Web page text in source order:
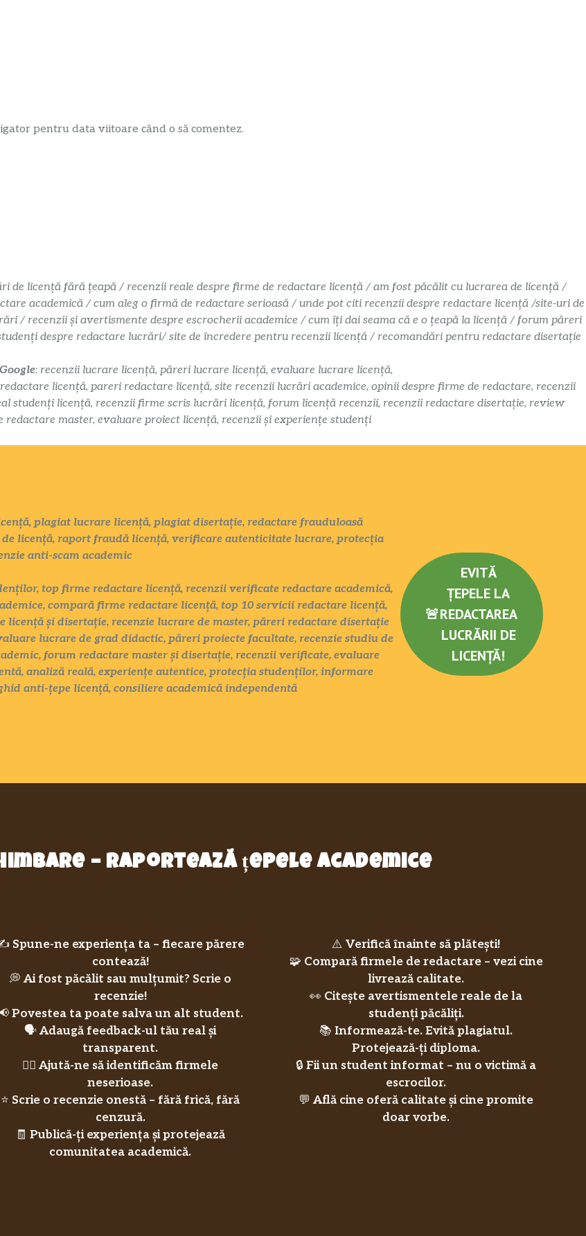
pentru data viitoare când o să comentez.
de licență fără țeapă / recenzii reale despre firme de redactare licență / am fost păcălit cu lucrarea de licență /
academică / cum aleg o firmă de redactare serioasă / unde pot citi recenzii despre redactare licență /site-uri de
/ recenzii și avertismente despre escrocherii academice / cum îți dai seama că e o țeapă la licență / forum păreri
despre redactare lucrări/ site de încredere pentru recenzii licență / recomandări pentru redactare disertație
: recenzii lucrare licență, păreri lucrare licență, evaluare lucrare licență,
licență, pareri redactare licență, site recenzii lucrări academice, opinii despre firme de redactare, recenzii
studenți licență, recenzii firme scris lucrări licență, forum licență recenzii, recenzii redactare disertație, review
redactare master, evaluare proiect licență, recenzii și experiențe studenți
plagiat lucrare licență, plagiat disertație, redactare frauduloasă
licență, raport fraudă licență, verificare autenticitate lucrare, protecția
anti-scam academic
top firme redactare licență, recenzii verificate redactare academică,
compară firme redactare licență, top 10 servicii redactare licență,
și disertație, recenzie lucrare de master, păreri redactare disertație
lucrare de grad didactic, păreri proiecte facultate, recenzie studiu de
forum redactare master și disertație, recenzii verificate, evaluare
analiză reală, experiențe autentice, protecția studenților, informare
anti-țepe licență, consiliere academică independentă
🚨
EVITĂ
ȚEPELE LA
REDACTAREA
LUCRĂRII DE
LICENȚĂ!
– raportează țepele academice
Spune-ne experiența ta – fiecare părere
contează!
💭Ai fost păcălit sau mulțumit? Scrie o
recenzie!
Povestea ta poate salva un alt student.
🗣️Adaugă feedback-ul tău real și
transparent.
🕵️‍♀️Ajută-ne să identificăm firmele
neserioase.
⭐ Scrie o recenzie onestă – fără frică, fără
cenzură.
🧾Publică-ți experiența și protejează
comunitatea academică.
⚠️Verifică înainte să plătești!
🧩 Compară firmele de redactare – vezi cine
livrează calitate.
👀 Citește avertismentele reale de la
studenți păcăliți.
📚Informează-te. Evită plagiatul.
Protejează-ți diploma.
🔒Fii un student informat – nu o victimă a
escrocilor.
💬Află cine oferă calitate și cine promite
doar vorbe.